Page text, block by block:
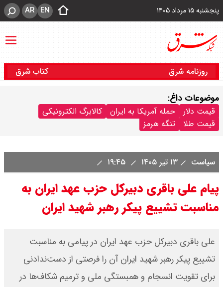
پنجشنبه ۱۵ مرداد ۱۴۰۵ EN
AR
روزنامه شرق کتاب شرق
موضوعات داغ:
قیمت دلار حمله آمریکا به ایران
کالابرگ الکترونیکی
قیمت طلا
تنگه هرمز
سیاست ۱۳ تیر ۱۴۰۵
پیام علی باقری دبیرکل حزب عهد ایران به
مناسبت تشییع پیکر رهبر شهید ایران
علی باقری دبیرکل حزب عهد ایران در پیامی به مناسبت
تشییع پیکر رهبر شهید ایران آن را فرصتی از دست‌ندادنی
برای تقویت انسجام و همبستگی ملی و ترمیم شکاف‌ها در